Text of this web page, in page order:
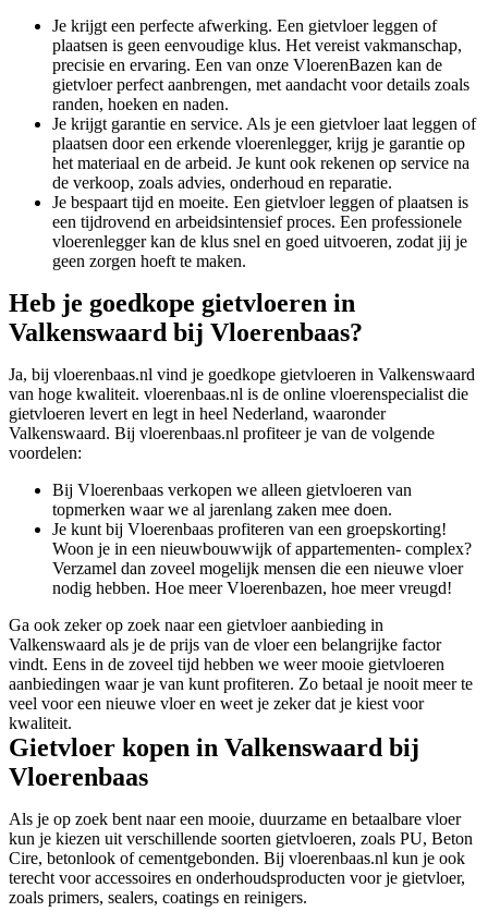
Je krijgt een perfecte afwerking. Een gietvloer leggen of
plaatsen is geen eenvoudige klus. Het vereist vakmanschap,
precisie en ervaring. Een van onze VloerenBazen kan de
gietvloer perfect aanbrengen, met aandacht voor details zoals
randen, hoeken en naden.
Je krijgt garantie en service. Als je een gietvloer laat leggen of
plaatsen door een erkende vloerenlegger, krijg je garantie op
het materiaal en de arbeid. Je kunt ook rekenen op service na
de verkoop, zoals advies, onderhoud en reparatie.
Je bespaart tijd en moeite. Een gietvloer leggen of plaatsen is
een tijdrovend en arbeidsintensief proces. Een professionele
vloerenlegger kan de klus snel en goed uitvoeren, zodat jij je
geen zorgen hoeft te maken.
Heb je goedkope gietvloeren in
Valkenswaard bij Vloerenbaas?
Ja, bij vloerenbaas.nl vind je goedkope gietvloeren in Valkenswaard
van hoge kwaliteit. vloerenbaas.nl is de online vloerenspecialist die
gietvloeren levert en legt in heel Nederland, waaronder
Valkenswaard. Bij vloerenbaas.nl profiteer je van de volgende
voordelen:
Bij Vloerenbaas verkopen we alleen gietvloeren van
topmerken waar we al jarenlang zaken mee doen.
Je kunt bij Vloerenbaas profiteren van een groepskorting!
Woon je in een nieuwbouwwijk of appartementen- complex?
Verzamel dan zoveel mogelijk mensen die een nieuwe vloer
nodig hebben. Hoe meer Vloerenbazen, hoe meer vreugd!
Ga ook zeker op zoek naar een gietvloer aanbieding in
Valkenswaard als je de prijs van de vloer een belangrijke factor
vindt. Eens in de zoveel tijd hebben we weer mooie gietvloeren
aanbiedingen waar je van kunt profiteren. Zo betaal je nooit meer te
veel voor een nieuwe vloer en weet je zeker dat je kiest voor
kwaliteit.
Gietvloer kopen in Valkenswaard bij
Vloerenbaas
Als je op zoek bent naar een mooie, duurzame en betaalbare vloer
kun je kiezen uit verschillende soorten gietvloeren, zoals PU, Beton
Cire, betonlook of cementgebonden. Bij vloerenbaas.nl kun je ook
terecht voor accessoires en onderhoudsproducten voor je gietvloer,
zoals primers, sealers, coatings en reinigers.